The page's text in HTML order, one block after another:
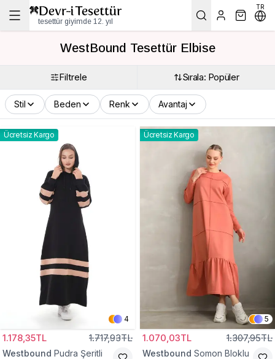
tesettür giyimde 12. yıl
TR
WestBound Tesettür Elbise
Filtrele Sırala: Popüler
Stil Beden Renk Avantaj
Ücretsiz Kargo
4
1.178,35TL 1.717,93TL
Westbound Pudra Şeritli
Ücretsiz Kargo
5
1.070,03TL 1.307,95TL
Westbound Somon Bloklu